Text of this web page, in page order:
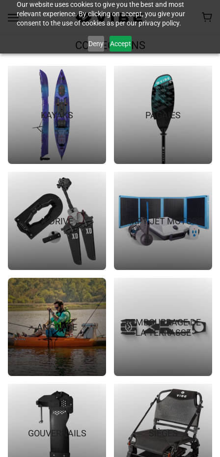
Our website uses cookies to give you the best and most
relevant experience. By clicking on accept, you give your
consent to the use of cookies as per our privacy policy.
Deny Accept
COLLECTIONS
KAYAKS PAGAIES
X-DRIVE BIXPY JET MOTORS
ANCRAGE
REMBOURRAGE DE
LA TERRASSE
GOUVERNAILS SIÈGES